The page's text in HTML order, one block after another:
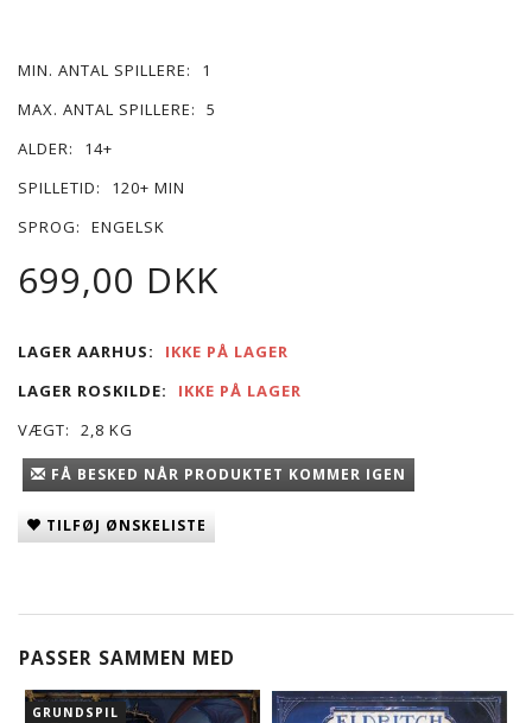
MIN. ANTAL SPILLERE:
1
MAX. ANTAL SPILLERE:
5
ALDER:
14+
SPILLETID:
120+ MIN
SPROG:
ENGELSK
699,00 DKK
LAGER AARHUS:
IKKE PÅ LAGER
LAGER ROSKILDE:
IKKE PÅ LAGER
VÆGT:
2,8 KG
FÅ BESKED NÅR PRODUKTET KOMMER IGEN
TILFØJ ØNSKELISTE
PASSER SAMMEN MED
GRUNDSPIL